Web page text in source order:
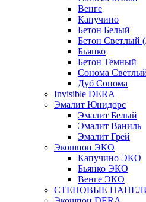
Венге
Капучино
Бетон Белый
Бетон Светлый
Бьянко
Бетон Темный
Сонома
Дуб Сонома
Invisible DERA
Эмалит Юнидорс
Эмалит Белый
Эмалит Ваниль
Эмалит Грей
Экошпон ЭКО
Капучино ЭКО
Бьянко ЭКО
Венге ЭКО
СТЕНОВЫЕ